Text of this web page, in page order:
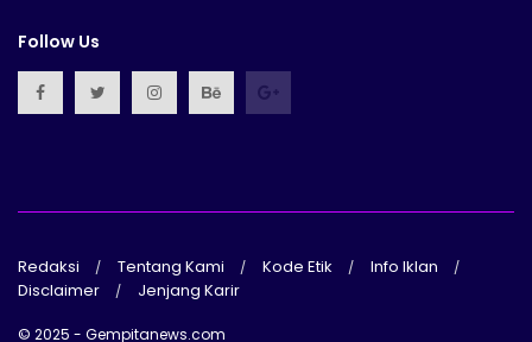
Follow Us
Redaksi Tentang Kami Kode Etik
Info Iklan
Disclaimer
Jenjang Karir
© 2025 - Gempitanews.com